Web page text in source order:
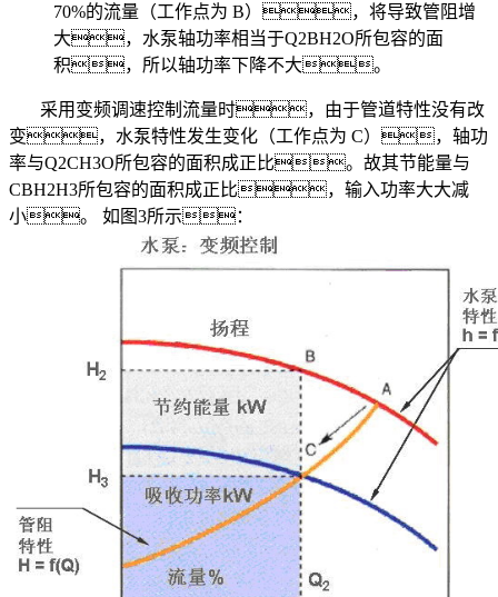
70%的流量（工作点为 B），将导致管阻增
大，水泵轴功率相当于Q2BH2O所包容的面
积，所以轴功率下降不大。
采用变频调速控制流量时，由于管道特性没有改
变，水泵特性发生变化（工作点为 C），轴功
率与Q2CH3O所包容的面积成正比。故其节能量与
CBH2H3所包容的面积成正比，输入功率大大减
小。 如图3所示：